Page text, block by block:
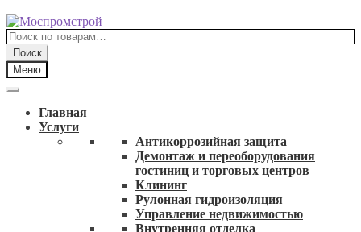
Перейти
к
навигации
Перейти
к
содержимому
Искать:
Поиск
Меню
Главная
Услуги
Антикоррозийная защита
Демонтаж и переоборудования
гостиниц и торговых центров
Клининг
Рулонная гидроизоляция
Управление недвижимостью
Внутренняя отделка